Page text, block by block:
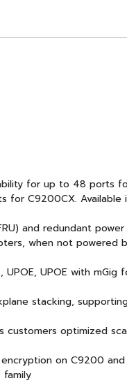
for up to 48 ports
for C9200CX. Available
and redundant
when not powered
UPOE with mGig
stacking,
customers optimized
encryption on C9200